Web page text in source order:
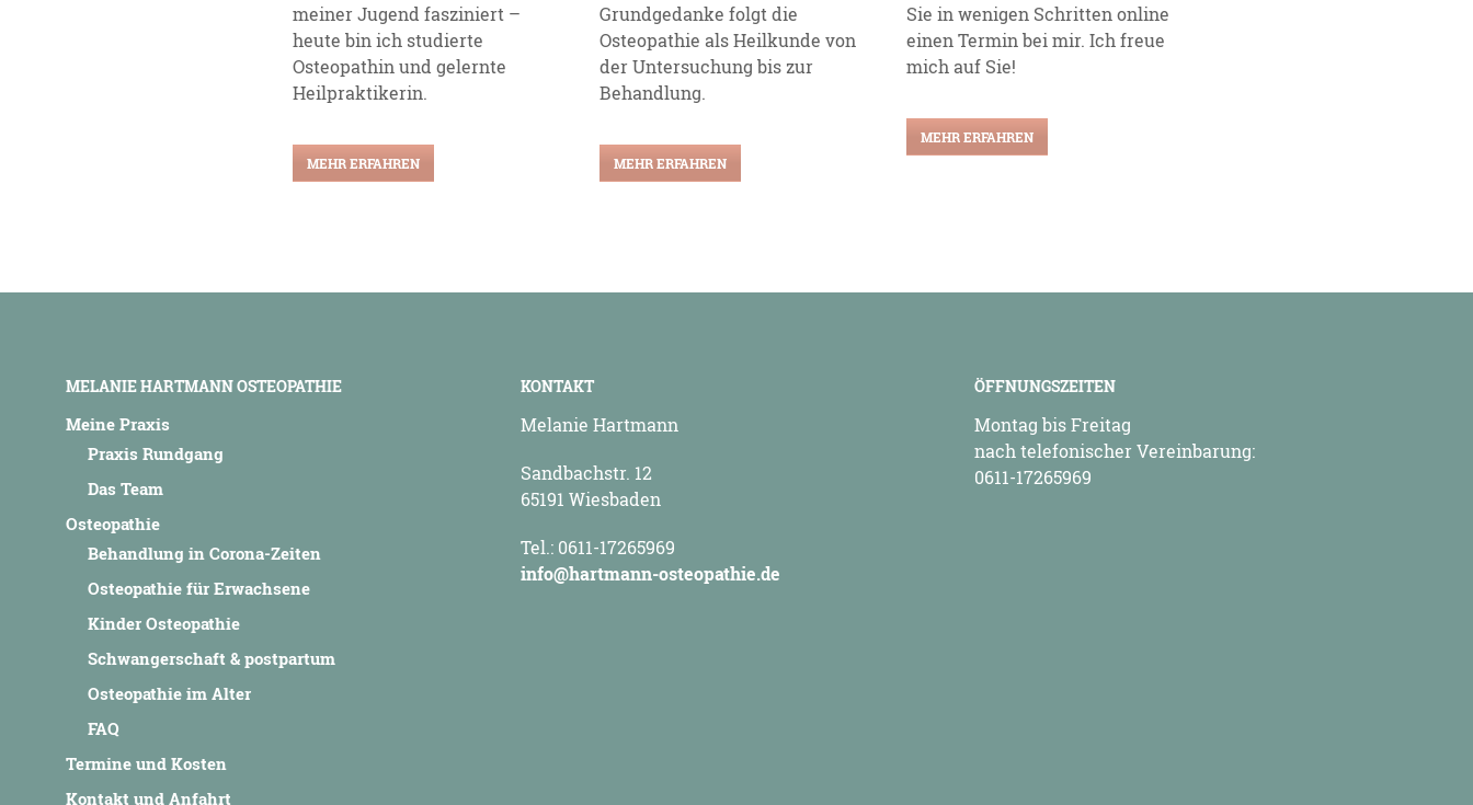
meiner Jugend fasziniert –
heute bin ich studierte
Osteopathin und gelernte
Heilpraktikerin.
MEHR ERFAHREN
Grundgedanke folgt die
Osteopathie als Heilkunde von
der Untersuchung bis zur
Behandlung.
MEHR ERFAHREN
Sie in wenigen Schritten online
einen Termin bei mir. Ich freue
mich auf Sie!
MEHR ERFAHREN
MELANIE HARTMANN OSTEOPATHIE
Meine Praxis
Praxis Rundgang
Das Team
Osteopathie
Behandlung in Corona-Zeiten
Osteopathie für Erwachsene
Kinder Osteopathie
Schwangerschaft & postpartum
Osteopathie im Alter
FAQ
Termine und Kosten
Kontakt und Anfahrt
KONTAKT
Melanie Hartmann
Sandbachstr. 12
65191 Wiesbaden
Tel.: 0611-17265969
info@hartmann-osteopathie.de
ÖFFNUNGSZEITEN
Montag bis Freitag
nach telefonischer Vereinbarung:
0611-17265969